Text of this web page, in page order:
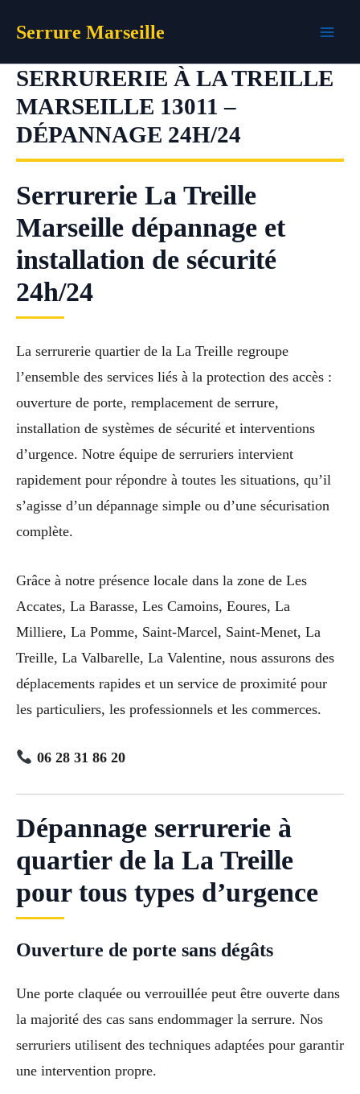
Serrure Marseille
SERRURERIE À LA TREILLE
MARSEILLE 13011 –
DÉPANNAGE 24H/24
Serrurerie La Treille
Marseille dépannage et
installation de sécurité
24h/24
La serrurerie quartier de la La Treille regroupe
l’ensemble des services liés à la protection des accès :
ouverture de porte, remplacement de serrure,
installation de systèmes de sécurité et interventions
d’urgence. Notre équipe de serruriers intervient
rapidement pour répondre à toutes les situations, qu’il
s’agisse d’un dépannage simple ou d’une sécurisation
complète.
Grâce à notre présence locale dans la zone de Les
Accates, La Barasse, Les Camoins, Eoures, La
Milliere, La Pomme, Saint-Marcel, Saint-Menet, La
Treille, La Valbarelle, La Valentine, nous assurons des
déplacements rapides et un service de proximité pour
les particuliers, les professionnels et les commerces.
06 28 31 86 20
Dépannage serrurerie à
quartier de la La Treille
pour tous types d’urgence
Ouverture de porte sans dégâts
Une porte claquée ou verrouillée peut être ouverte dans
la majorité des cas sans endommager la serrure. Nos
serruriers utilisent des techniques adaptées pour garantir
une intervention propre.